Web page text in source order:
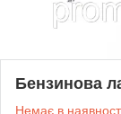
Бензинова
Немає в